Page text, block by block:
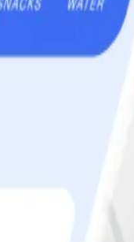
söndag efter
vi vet också hur
mindre att
just nu. Om du inte
du faktiskt når.
och justera målet
eller litet det är! Det
troligt att du fortsätter